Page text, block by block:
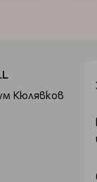
Кюлявков